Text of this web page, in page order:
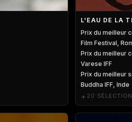
L'EAU DE LA
Prix du meilleur
Film Festival,
Prix du meilleur
Varese IFF
Prix du meilleur
Buddha IFF, Inde
+ 20